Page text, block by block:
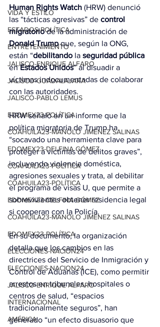
VIDA Y ESTILO
ESTADOS-POLÍTICA
ENTRETENIMIENTO
JALISCO-ENRIQUE ALFARO
JALISCO-GUADALAJARA
JALISCO-PABLO LEMUS
EDOMEX23-POLÍTICA
COAHUILA23-MANOLO JIMÉNEZ SALINAS
EDOMEX23-DELFINA GÓMEZ
COAHUILA23-POLÍTICA
COAHUILA23-POLÍTICA
EDOMEX23-DELFINA GÓMEZ
COAHUILA23-MANOLO JIMÉNEZ SALINAS
EDOMEX23-POLÍTICA
ELECCIONES-NACION24
ELECCIONES-NACION24
JALISCO-ENRIQUE ALFARO
INTERNACIONAL
AMÉRICA
Human Rights Watch (HRW) denunció
las “tácticas agresivas” de control
migratorio de la administración de
Donald Trump que, según la ONG,
están “debilitando la seguridad pública
en Estados Unidos” al disuadir a
víctimas indocumentadas de colaborar
con las autoridades.
HRW señaló en un informe que la
política migratoria de Trump ha
“socavado una herramienta clave para
proteger a víctimas de delitos graves”,
incluyendo violencia doméstica,
agresiones sexuales y trata, al debilitar
el programa de visas U, que permite a
sobrevivientes obtener residencia legal
si cooperan con la Policía.
En su documento, la organización
detalla que los cambios en las
directrices del Servicio de Inmigración y
Control de Aduanas (ICE), como permitir
arrestos en tribunales, hospitales o
centros de salud, “espacios
tradicionalmente seguros”, han
generado “un efecto disuasorio que